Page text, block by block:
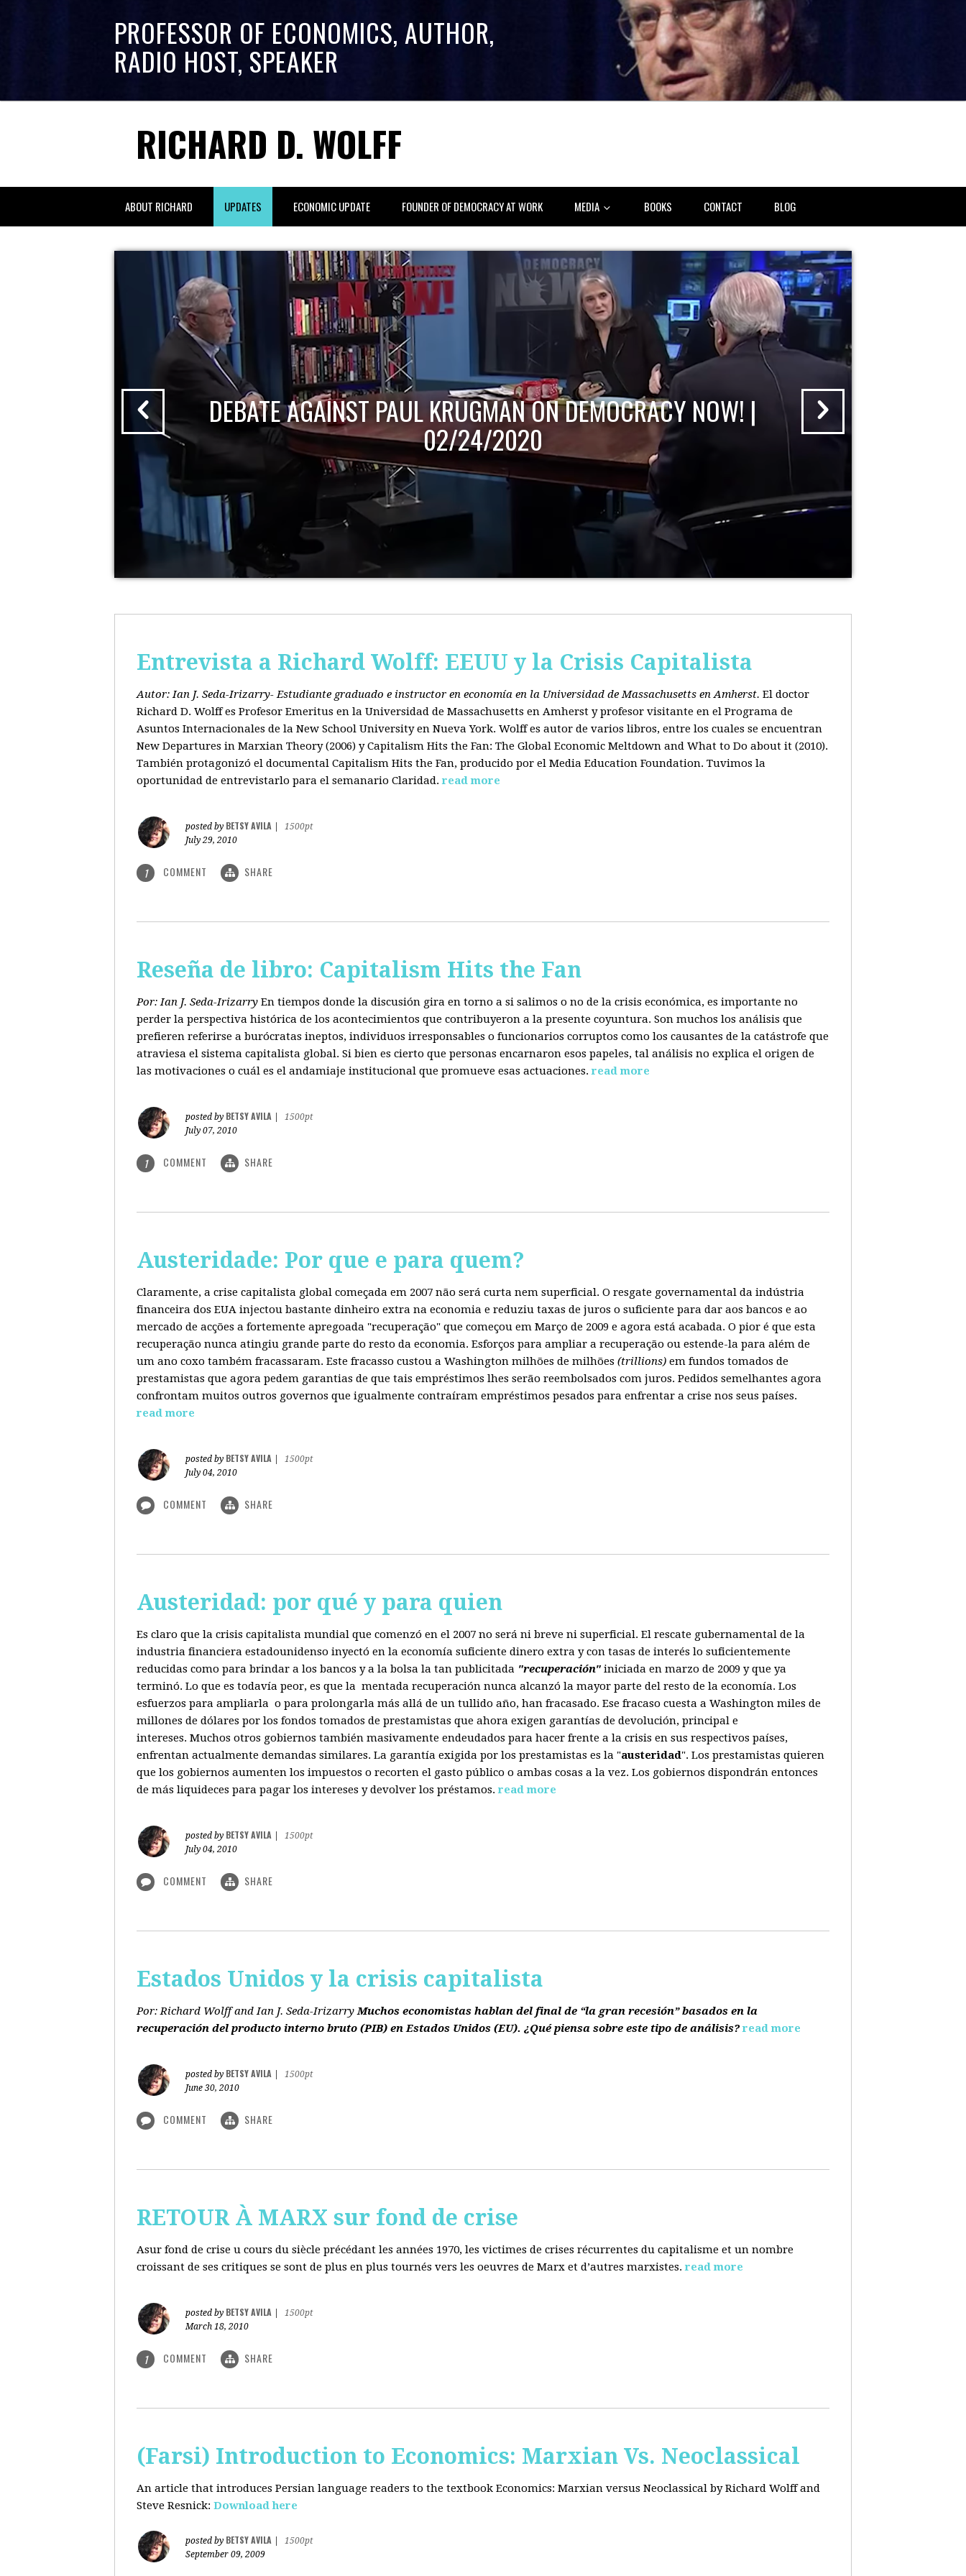
PROFESSOR OF ECONOMICS, AUTHOR,
RADIO HOST, SPEAKER
RICHARD D. WOLFF
ABOUT RICHARD UPDATES ECONOMIC UPDATE FOUNDER OF DEMOCRACY AT WORK MEDIA BOOKS CONTACT BLOG
DEBATE AGAINST PAUL KRUGMAN ON DEMOCRACY NOW! |
02/24/2020
Entrevista a Richard Wolff: EEUU y la Crisis Capitalista
Autor: Ian J. Seda-Irizarry- Estudiante graduado e instructor en economía en la Universidad de Massachusetts en Amherst. El doctor
Richard D. Wolff es Profesor Emeritus en la Universidad de Massachusetts en Amherst y profesor visitante en el Programa de
Asuntos Internacionales de la New School University en Nueva York. Wolff es autor de varios libros, entre los cuales se encuentran
New Departures in Marxian Theory (2006) y Capitalism Hits the Fan: The Global Economic Meltdown and What to Do about it (2010).
También protagonizó el documental Capitalism Hits the Fan, producido por el Media Education Foundation. Tuvimos la
oportunidad de entrevistarlo para el semanario Claridad. read more
posted by BETSY AVILA
1500pt
July 29, 2010
1 COMMENT SHARE
Reseña de libro: Capitalism Hits the Fan
Por: Ian J. Seda-Irizarry En tiempos donde la discusión gira en torno a si salimos o no de la crisis económica, es importante no
perder la perspectiva histórica de los acontecimientos que contribuyeron a la presente coyuntura. Son muchos los análisis que
prefieren referirse a burócratas ineptos, individuos irresponsables o funcionarios corruptos como los causantes de la catástrofe que
atraviesa el sistema capitalista global. Si bien es cierto que personas encarnaron esos papeles, tal análisis no explica el origen de
las motivaciones o cuál es el andamiaje institucional que promueve esas actuaciones. read more
posted by BETSY AVILA
1500pt
July 07, 2010
1 COMMENT SHARE
Austeridade: Por que e para quem?
Claramente, a crise capitalista global começada em 2007 não será curta nem superficial. O resgate governamental da indústria
financeira dos EUA injectou bastante dinheiro extra na economia e reduziu taxas de juros o suficiente para dar aos bancos e ao
mercado de acções a fortemente apregoada "recuperação" que começou em Março de 2009 e agora está acabada. O pior é que esta
recuperação nunca atingiu grande parte do resto da economia. Esforços para ampliar a recuperação ou estende-la para além de
um ano coxo também fracassaram. Este fracasso custou a Washington milhões de milhões (trillions) em fundos tomados de
prestamistas que agora pedem garantias de que tais empréstimos lhes serão reembolsados com juros. Pedidos semelhantes agora
confrontam muitos outros governos que igualmente contraíram empréstimos pesados para enfrentar a crise nos seus países.
read more
posted by BETSY AVILA
1500pt
July 04, 2010
COMMENT SHARE
Austeridad: por qué y para quien
Es claro que la crisis capitalista mundial que comenzó en el 2007 no será ni breve ni superficial. El rescate gubernamental de la
industria financiera estadounidenso inyectó en la economía suficiente dinero extra y con tasas de interés lo suficientemente
reducidas como para brindar a los bancos y a la bolsa la tan publicitada "recuperación" iniciada en marzo de 2009 y que ya
terminó. Lo que es todavía peor, es que la mentada recuperación nunca alcanzó la mayor parte del resto de la economía. Los
esfuerzos para ampliarla o para prolongarla más allá de un tullido año, han fracasado. Ese fracaso cuesta a Washington miles de
millones de dólares por los fondos tomados de prestamistas que ahora exigen garantías de devolución, principal e
intereses. Muchos otros gobiernos también masivamente endeudados para hacer frente a la crisis en sus respectivos países,
enfrentan actualmente demandas similares. La garantía exigida por los prestamistas es la "austeridad". Los prestamistas quieren
que los gobiernos aumenten los impuestos o recorten el gasto público o ambas cosas a la vez. Los gobiernos dispondrán entonces
de más liquideces para pagar los intereses y devolver los préstamos. read more
posted by BETSY AVILA
1500pt
July 04, 2010
COMMENT SHARE
Estados Unidos y la crisis capitalista
Por: Richard Wolff and Ian J. Seda-Irizarry Muchos economistas hablan del final de “la gran recesión” basados en la
recuperación del producto interno bruto (PIB) en Estados Unidos (EU). ¿Qué piensa sobre este tipo de análisis? read more
posted by BETSY AVILA
1500pt
June 30, 2010
COMMENT SHARE
RETOUR À MARX sur fond de crise
Asur fond de crise u cours du siècle précédant les années 1970, les victimes de crises récurrentes du capitalisme et un nombre
croissant de ses critiques se sont de plus en plus tournés vers les oeuvres de Marx et d’autres marxistes. read more
posted by BETSY AVILA
1500pt
March 18, 2010
1 COMMENT SHARE
(Farsi) Introduction to Economics: Marxian Vs. Neoclassical
An article that introduces Persian language readers to the textbook Economics: Marxian versus Neoclassical by Richard Wolff and
Steve Resnick: Download here
posted by BETSY AVILA
1500pt
September 09, 2009